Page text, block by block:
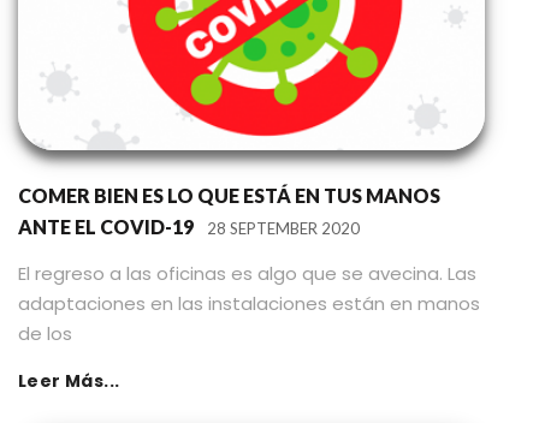
COMER BIEN ES LO QUE ESTÁ EN TUS MANOS
ANTE EL COVID-19
28 SEPTEMBER 2020
El regreso a las oficinas es algo que se avecina. Las
adaptaciones en las instalaciones están en manos
de los
Leer Más...